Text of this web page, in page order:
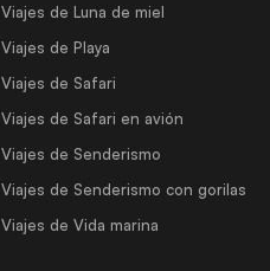
Viajes de Luna de miel
Viajes de Playa
Viajes de Safari
Viajes de Safari en avión
Viajes de Senderismo
Viajes de Senderismo con gorilas
Viajes de Vida marina